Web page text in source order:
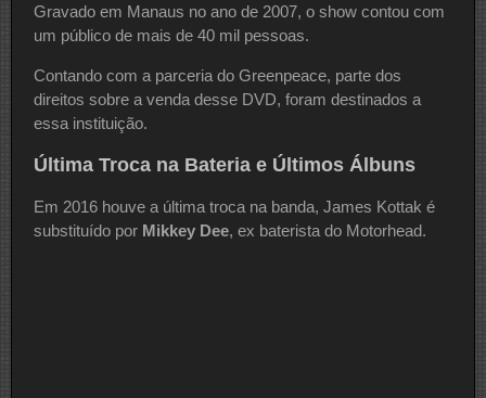
Gravado em Manaus no ano de 2007, o show contou com
um público de mais de 40 mil pessoas.
Contando com a parceria do Greenpeace, parte dos
direitos sobre a venda desse DVD, foram destinados a
essa instituição.
Última Troca na Bateria e Últimos Álbuns
Em 2016 houve a última troca na banda, James Kottak é
substituído por Mikkey Dee, ex baterista do Motorhead.